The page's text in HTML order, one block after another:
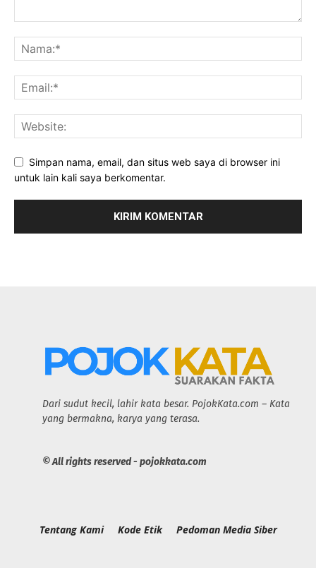
Simpan nama, email, dan situs web saya di browser ini
untuk lain kali saya berkomentar.
Dari sudut kecil, lahir kata besar. PojokKata.com – Kata
yang bermakna, karya yang terasa.
© All rights reserved - pojokkata.com
Tentang Kami Kode Etik Pedoman Media Siber